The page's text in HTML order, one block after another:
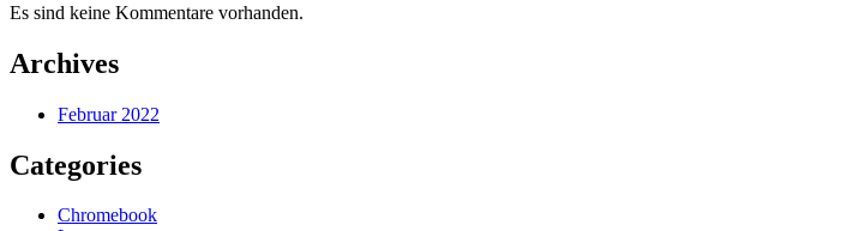
Es sind keine Kommentare vorhanden.
Archives
Februar 2022
Categories
Chromebook